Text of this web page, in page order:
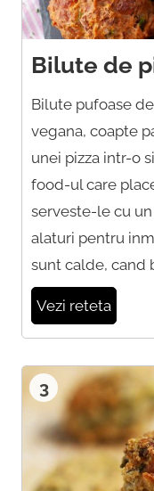
Bilute de
Bilute pufoase
vegana, coapte
unei pizza intr-o
food-ul care
serveste-le cu
alaturi pentru
sunt calde, cand
Vezi reteta
3